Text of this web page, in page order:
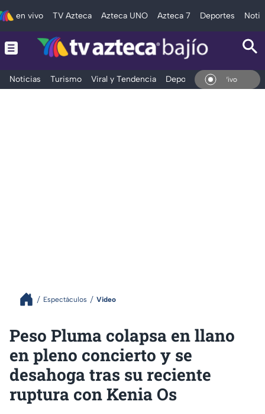
en vivo TV Azteca Azteca UNO Azteca 7 Deportes
Noticias Turismo Viral y Tendencia Deportes Espectáculos
En Vivo
Espectáculos Video
Peso Pluma colapsa en llano
en pleno concierto y se
desahoga tras su reciente
ruptura con Kenia Os